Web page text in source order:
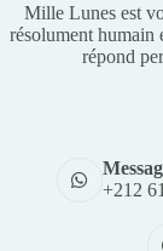
Mille Lunes est
résolument
répond
+212